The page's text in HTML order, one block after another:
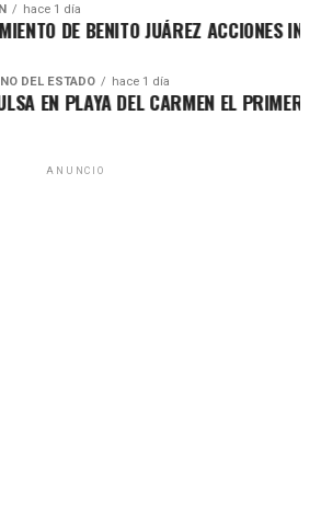
hace 1 día
DE BENITO JUÁREZ ACCIONES
DEL ESTADO hace 1 día
PLAYA DEL CARMEN EL PRIMER
ANUNCIO